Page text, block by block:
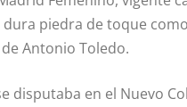
dura piedra de toque
Antonio Toledo.
disputaba en el Nuevo